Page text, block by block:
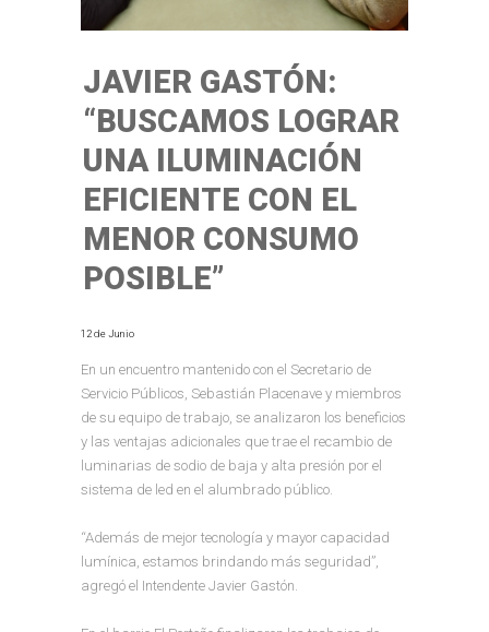
JAVIER GASTÓN:
“BUSCAMOS LOGRAR
UNA ILUMINACIÓN
EFICIENTE CON EL
MENOR CONSUMO
POSIBLE”
12 de Junio
En un encuentro mantenido con el Secretario de
Servicio Públicos, Sebastián Placenave y miembros
de su equipo de trabajo, se analizaron los beneficios
y las ventajas adicionales que trae el recambio de
luminarias de sodio de baja y alta presión por el
sistema de led en el alumbrado público.
“Además de mejor tecnología y mayor capacidad
lumínica, estamos brindando más seguridad”,
agregó el Intendente Javier Gastón.